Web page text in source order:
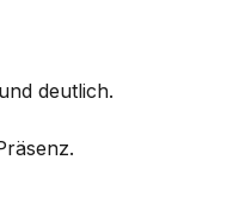
deutlich.